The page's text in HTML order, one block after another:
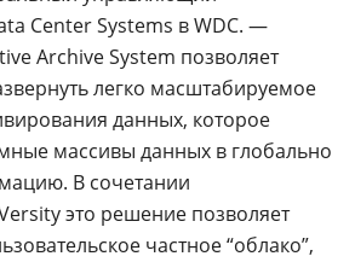
Center Systems в WDC. —
Archive System позволяет
легко масштабируемое
данных, которое
массивы данных в глобально
В сочетании
это решение позволяет
частное “облако”,